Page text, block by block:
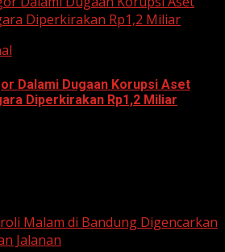
Diperkirakan Rp1,2 Miliar
Dalami Dugaan Korupsi Aset
Diperkirakan Rp1,2 Miliar
Malam di Bandung Digencarkan
Jalanan